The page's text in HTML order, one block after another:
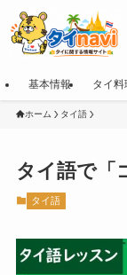
基本情報 タイ料
ホーム タイ語
タイ語で「
タイ語